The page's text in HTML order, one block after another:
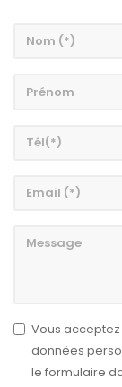
Vous
données
le formulaire